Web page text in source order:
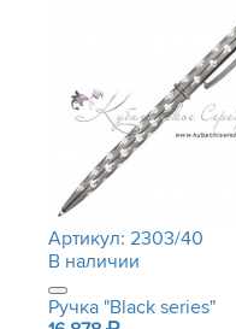
Артикул: 2303/40
В наличии
Ручка "Black series"